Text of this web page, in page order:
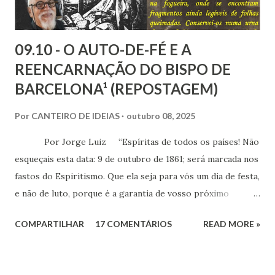
09.10 - O AUTO-DE-FÉ E A
REENCARNAÇÃO DO BISPO DE
BARCELONA¹ (REPOSTAGEM)
Por CANTEIRO DE IDEIAS outubro 08, 2025
Por Jorge Luiz “Espíritas de todos os países! Não
esqueçais esta data: 9 de outubro de 1861; será marcada nos
fastos do Espiritismo. Que ela seja para vós um dia de festa,
e não de luto, porque é a garantia de vosso próximo
quatro anos passados do Auto-de-Fé de Barcelona, um dos
COMPARTILHAR 17 COMENTÁRIOS READ MORE »